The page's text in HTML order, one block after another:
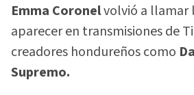
Emma Coronelvolvió a llamar
aparecer en transmisiones de
creadores hondureños como
Supremo.